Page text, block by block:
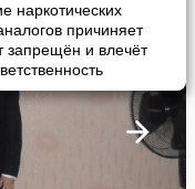
наркотических
причиняет
запрещён и влечёт